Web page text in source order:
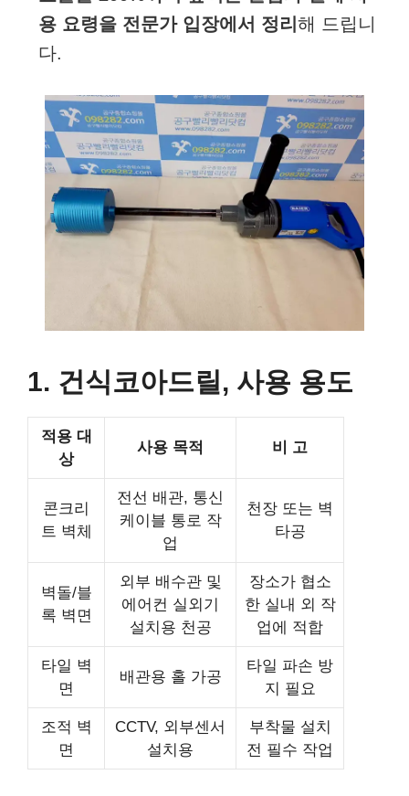
용 요령을 전문가 입장에서 정리해 드립니
다.
1. 건식코아드릴, 사용 용도
적용 대
상
사용 목적 비 고
콘크리
트 벽체
전선 배관, 통신
케이블 통로 작
업
천장 또는 벽
타공
벽돌/블
록 벽면
외부 배수관 및
에어컨 실외기
설치용 천공
장소가 협소
한 실내 외 작
업에 적합
타일 벽
면
배관용 홀 가공
타일 파손 방
지 필요
조적 벽
면
CCTV, 외부센서
설치용
부착물 설치
전 필수 작업